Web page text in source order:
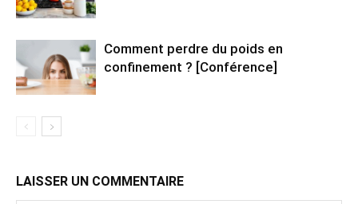
Comment perdre du poids en
confinement ? [Conférence]
LAISSER UN COMMENTAIRE